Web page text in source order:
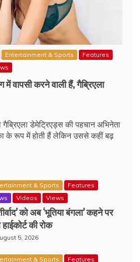
Entertainment & Sports
Features
में वापसी करने वाली हैं, गैब्रिएला
डेमेट्रिएड्स की पहचान अभिनेता
के रूप में होती हैं लेकिन उससे कहीं बढ़
& Sports
Features
Videos Views
को अब ‘भूतिया बंगला’ कहने पर
हाईकोर्ट की रोक
5, 2026
& Sports
Features